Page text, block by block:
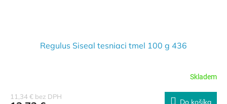
Regulus Siseal tesniaci tmel 100 g 436
Skladem
11,34 € bez DPH
Do košíka